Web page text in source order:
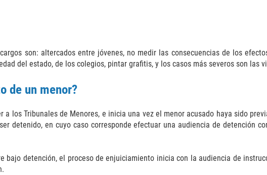
son: altercados entre jóvenes, no medir las consecuencias de los
del estado, de los colegios, pintar grafitis, y los casos más severos son las
de un menor?
los Tribunales de Menores, e inicia una vez el menor acusado haya sido
detenido, en cuyo caso corresponde efectuar una audiencia de detención
bajo detención, el proceso de enjuiciamiento inicia con la audiencia de